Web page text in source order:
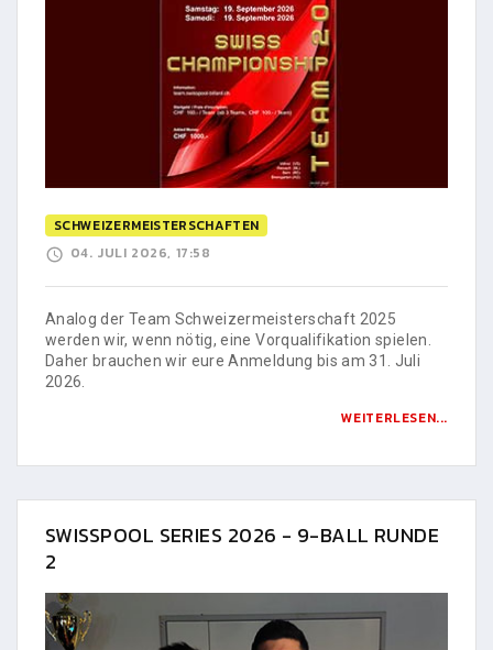
SCHWEIZERMEISTERSCHAFTEN
04. JULI 2026, 17:58
Analog der Team Schweizermeisterschaft 2025
werden wir, wenn nötig, eine Vorqualifikation spielen.
Daher brauchen wir eure Anmeldung bis am 31. Juli
2026.
WEITERLESEN...
SWISSPOOL SERIES 2026 - 9-BALL RUNDE
2